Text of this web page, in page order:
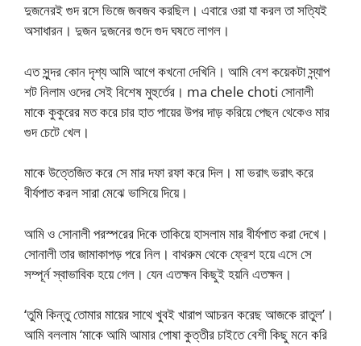
দুজনেরই গুদ রসে ভিজে জবজব করছিল। এবারে ওরা যা করল তা সত্যিই
অসাধারন। দুজন দুজনের গুদে গুদ ঘষতে লাগল।
এত সুন্দর কোন দৃশ্য আমি আগে কখনো দেখিনি। আমি বেশ কয়েকটা স্ন্যাপ
শট নিলাম ওদের সেই বিশেষ মুহুর্তের। ma chele choti সোনালী
মাকে কুকুরের মত করে চার হাত পায়ের উপর দাড় করিয়ে পেছন থেকেও মার
গুদ চেটে খেল।
মাকে উত্তেজিত করে সে মার দফা রফা করে দিল। মা ভরাৎ ভরাৎ করে
বীর্যপাত করল সারা মেঝে ভাসিয়ে দিয়ে।
আমি ও সোনালী পরস্পরের দিকে তাকিয়ে হাসলাম মার বীর্যপাত করা দেখে।
সোনালী তার জামাকাপড় পরে নিল। বাথরুম থেকে ফ্রেশ হয়ে এসে সে
সম্পূর্ন স্বাভাবিক হয়ে গেল। যেন এতক্ষন কিছুই হয়নি এতক্ষন।
‘তুমি কিন্তু তোমার মায়ের সাথে খুবই খারাপ আচরন করেছ আজকে রাতুল’।
আমি বললাম ‘মাকে আমি আমার পোষা কুত্তীর চাইতে বেশী কিছু মনে করি